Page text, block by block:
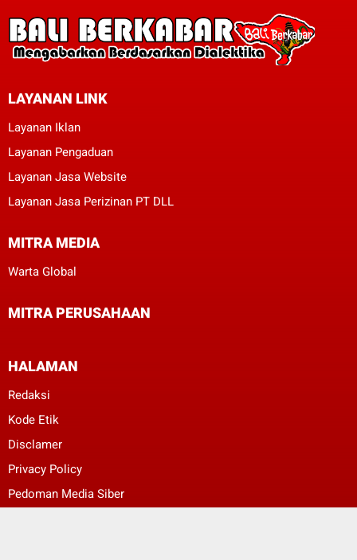
LAYANAN LINK
Layanan Iklan
Layanan Pengaduan
Layanan Jasa Website
Layanan Jasa Perizinan PT DLL
MITRA MEDIA
Warta Global
MITRA PERUSAHAAN
HALAMAN
Redaksi
Kode Etik
Disclamer
Privacy Policy
Pedoman Media Siber